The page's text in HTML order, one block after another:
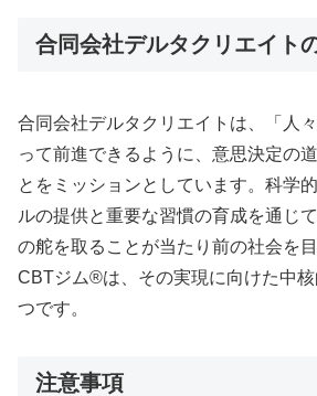
合同会社デルタクリエイト
合同会社デルタクリエイトは、「人
って前進できるように、意思決定の
とをミッションとしています。科学
ルの提供と重要な習慣の育成を通じ
の舵を取ることが当たり前の社会を
CBTジム®は、その実現に向けた中
つです。
注意事項